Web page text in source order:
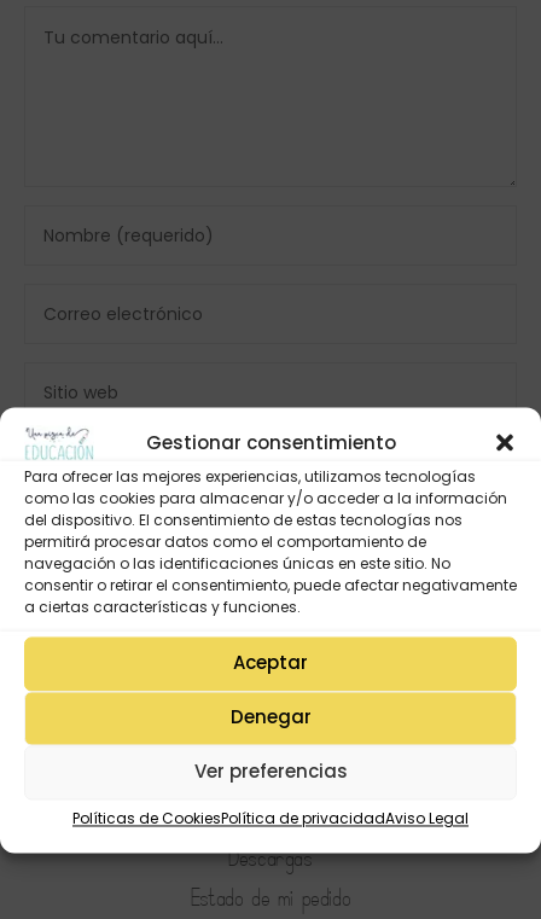
Gestionar consentimiento
Para ofrecer las mejores experiencias, utilizamos tecnologías
como las cookies para almacenar y/o acceder a la información
del dispositivo. El consentimiento de estas tecnologías nos
permitirá procesar datos como el comportamiento de
navegación o las identificaciones únicas en este sitio. No
consentir o retirar el consentimiento, puede afectar negativamente
a ciertas características y funciones.
Aceptar
Denegar
Ver preferencias
Políticas de CookiesPolítica de privacidadAviso Legal
Mi Cuenta
Lista de deseos
Mi Perfil
Descargas
Estado de mi pedido